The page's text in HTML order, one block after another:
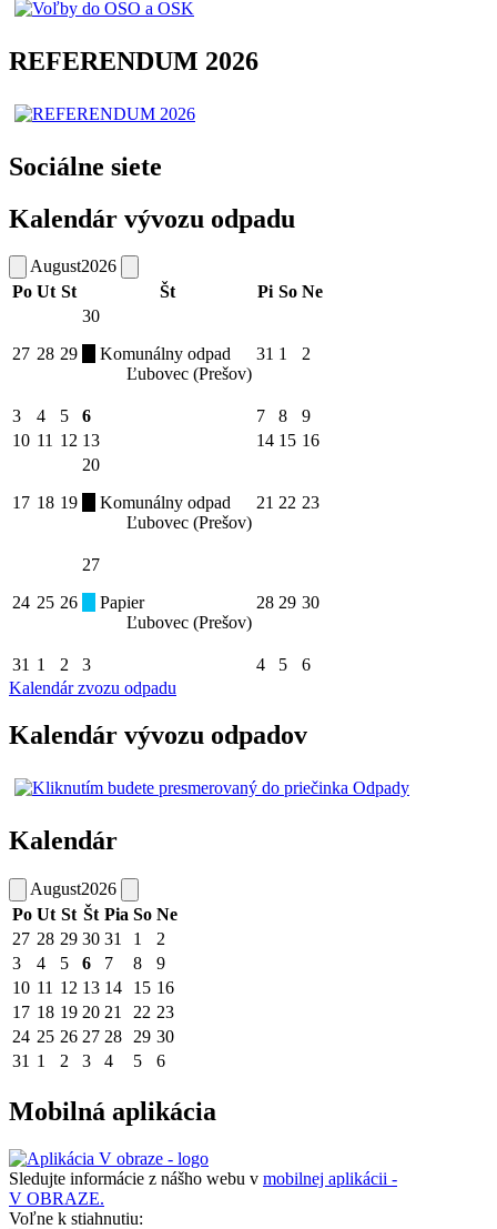
REFERENDUM 2026
Sociálne siete
Kalendár vývozu odpadu
August2026
Po Ut St Št Pi So Ne
27 28 29
30
Komunálny odpad
Ľubovec (Prešov)
31 1 2
3 4 5 6 7 8
9
10 11 12 13 14 15 16
17 18 19
20
Komunálny odpad
Ľubovec (Prešov)
21 22 23
24 25 26
27
Papier
Ľubovec (Prešov)
28 29 30
31 1 2 3 4 5
6
Kalendár zvozu odpadu
Kalendár vývozu odpadov
Kalendár
August2026
Po Ut St Št Pia So Ne
27 28 29 30 31 1
2
3
4 5 6 7 8
9
10 11 12 13 14 15 16
17 18 19 20 21 22 23
24 25 26 27 28 29 30
31 1 2 3 4 5 6
Mobilná aplikácia
Sledujte informácie z nášho webu v mobilnej aplikácii -
V OBRAZE.
Voľne k stiahnutiu: